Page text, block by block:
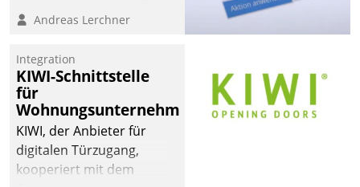
Cockpit für mobile
Datatrain. Die meravis
Wohnungsbau- und
Immobilien GmbH hat
sich dabei für den Betrieb
der Lösung über die SAP
Cloud Platform
Andreas Lerchner
Integration
KIWI-Schnittstelle
für
Wohnungsunternehmen
KIWI, der Anbieter für
digitalen Türzugang,
kooperiert mit dem